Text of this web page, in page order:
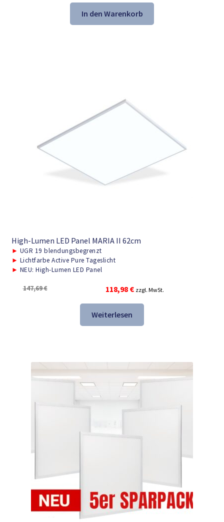
war:
159,99 €
ist:
114,99 €.
In den Warenkorb
High-Lumen LED Panel MARIA II 62cm
► UGR 19 blendungsbegrenzt
► Lichtfarbe Active Pure Tageslicht
► NEU: High-Lumen LED Panel
147,69€
Ursprünglicher
Preis
war:
147,69 €
118,98 €Aktueller
Preis
118,98 €.
zzgl. MwSt.
Weiterlesen